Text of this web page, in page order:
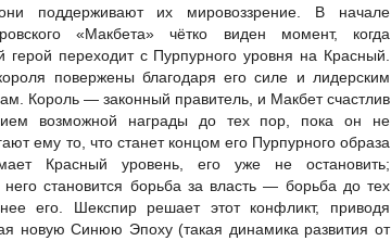
поддерживают их мировоззрение. В начале
«Макбета» чётко виден момент, когда
герой переходит с Пурпурного уровня на Красный.
повержены благодаря его силе и лидерским
Король — законный правитель, и Макбет счастлив
возможной награды до тех пор, пока он не
ему то, что станет концом его Пурпурного образа
Красный уровень, его уже не остановить;
становится борьба за власть — борьба до тех
его. Шекспир решает этот конфликт, приводя
новую Синюю Эпоху (такая динамика развития от